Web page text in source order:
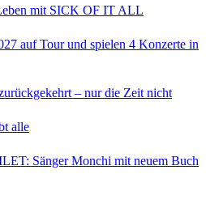
mit SICK OF IT ALL
auf Tour und spielen 4 Konzerte in
– nur die Zeit nicht
alle
Sänger Monchi mit neuem Buch